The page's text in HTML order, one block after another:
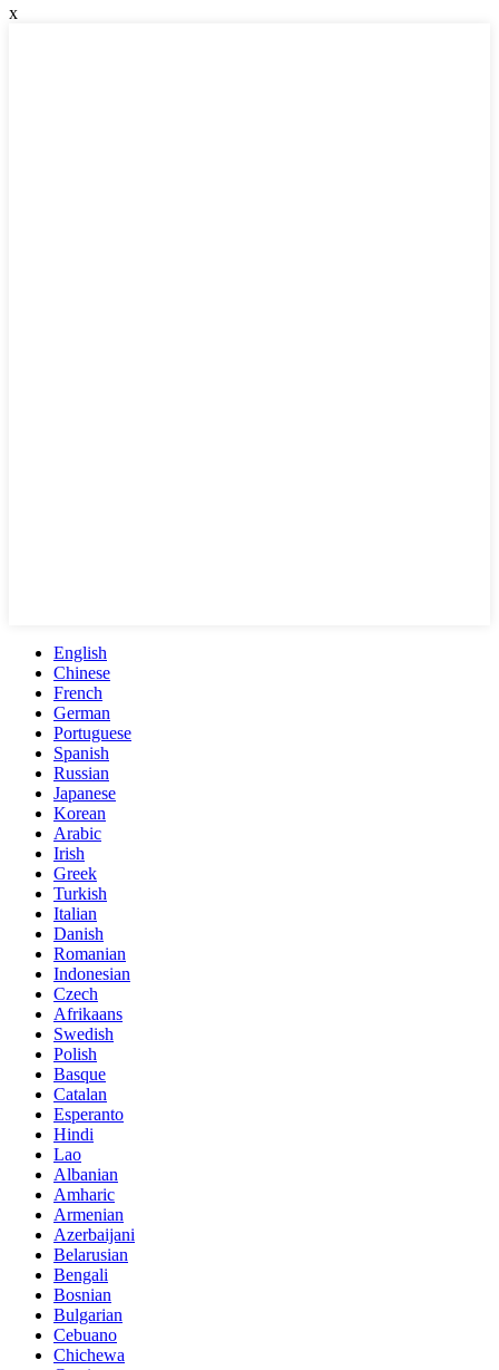
x
English
Chinese
French
German
Portuguese
Spanish
Russian
Japanese
Korean
Arabic
Irish
Greek
Turkish
Italian
Danish
Romanian
Indonesian
Czech
Afrikaans
Swedish
Polish
Basque
Catalan
Esperanto
Hindi
Lao
Albanian
Amharic
Armenian
Azerbaijani
Belarusian
Bengali
Bosnian
Bulgarian
Cebuano
Chichewa